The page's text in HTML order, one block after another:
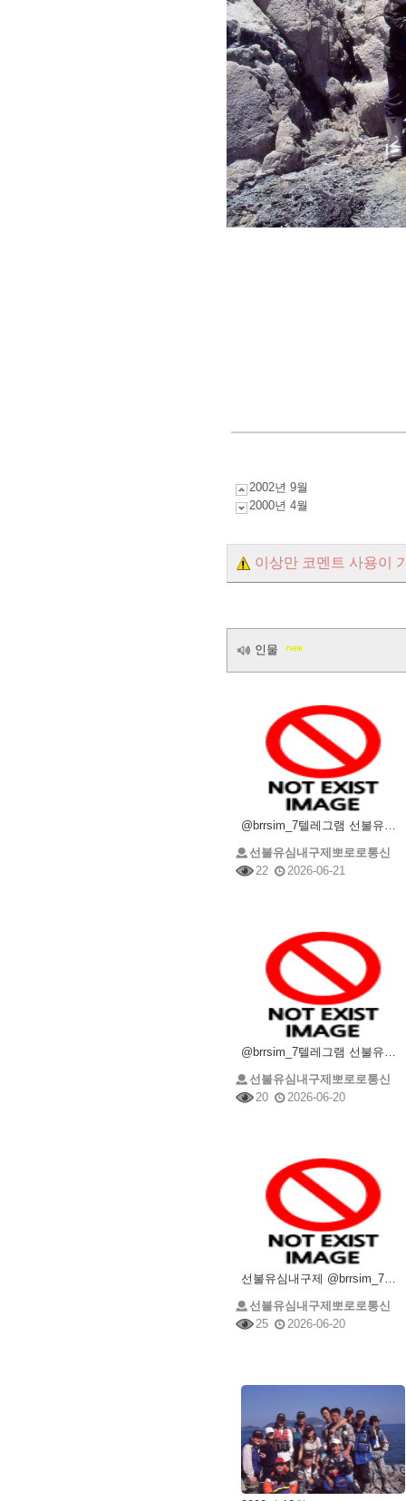
2002년 9월
2000년 4월
이상만 코멘트 사용이
인물
@brrsim_7텔레그램 선불유심내구제 급전 뽀로로통신 선불유심매입 뽀로로통신 선불유심현금화하는업체
선불유심내구제뽀로로통신
22
2026-06-21
@brrsim_7텔레그램 선불유심매입 선불유심내구제 뽀로로통신 선불유심현금화하는업체 프리랜서소액급전
선불유심내구제뽀로로통신
20
2026-06-20
선불유심내구제 @brrsim_7텔레그램 소액급전 선불유심매입 뽀로로통신 급전 선불유심현금화하는업체
선불유심내구제뽀로로통신
25
2026-06-20